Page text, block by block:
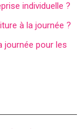
individuelle ?
à la journée ?
journée pour les